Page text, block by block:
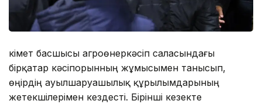
Үкімет басшысы агроөнеркәсіп саласындағы
бірқатар кәсіпорынның жұмысымен танысып,
өңірдің ауылшаруашылық құрылымдарының
жетекшілерімен кездесті. Бірінші кезекте